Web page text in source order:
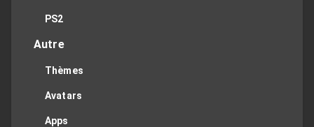
PS2
Autre
Thèmes
Avatars
Apps